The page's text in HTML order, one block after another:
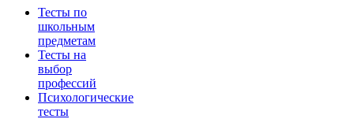
Тесты по
школьным
предметам
Тесты на
выбор
профессий
Психологические
тесты